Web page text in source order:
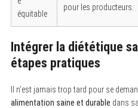
équitable
pour les producteurs.
Intégrer la diététique
étapes pratiques
Il n’est jamais trop tard pour se
alimentation saine et durable dans
c
h
o
: